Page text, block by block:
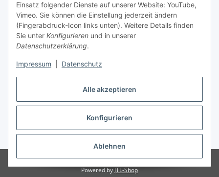
Alle akzeptieren
Konfigurieren
Ablehnen
Einsatz folgender Dienste auf unserer Website: YouTube,
Vimeo. Sie können die Einstellung jederzeit ändern
(Fingerabdruck-Icon links unten). Weitere Details finden
Sie unter Konfigurieren und in unserer
Datenschutzerklärung.
Impressum Datenschutz
Gesetzliche Informationen
Starke Marken
Vertrag widerrufen
* Alle Preise inkl. gesetzlicher USt., zzgl.Versand
Powered byJTL-Shop